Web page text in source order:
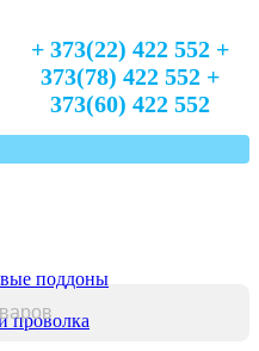
+ 373(22) 422 552 +
373(78) 422 552 +
373(60) 422 552
поддоны
проволка